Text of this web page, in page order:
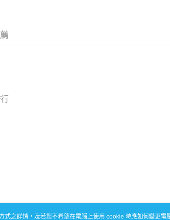
式之詳情，及若您不希望在電腦上使用 cookie 時應如何變更電